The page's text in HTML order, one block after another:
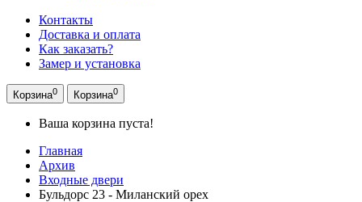
Контакты
Доставка и оплата
Как заказать?
Замер и установка
Корзина0 Корзина0
Ваша корзина пуста!
Главная
Архив
Входные двери
Бульдорс 23 - Миланский орех